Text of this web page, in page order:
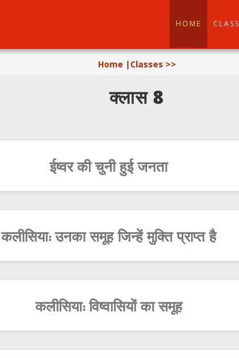
HOME CLASS
Home | Classes >>
क्लास 8
ईष्वर की चुनी हुई जनता
कलीसिया: उनका समूह जिन्हें मुक्ति प्राप्त है
कलीसिया: विष्वासियों का समूह